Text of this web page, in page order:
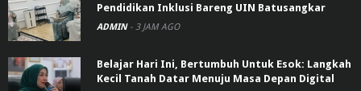
Pendidikan Inklusi Bareng UIN Batusangkar
ADMIN - 3 JAM AGO
Belajar Hari Ini, Bertumbuh Untuk Esok: Langkah
Kecil Tanah Datar Menuju Masa Depan Digital